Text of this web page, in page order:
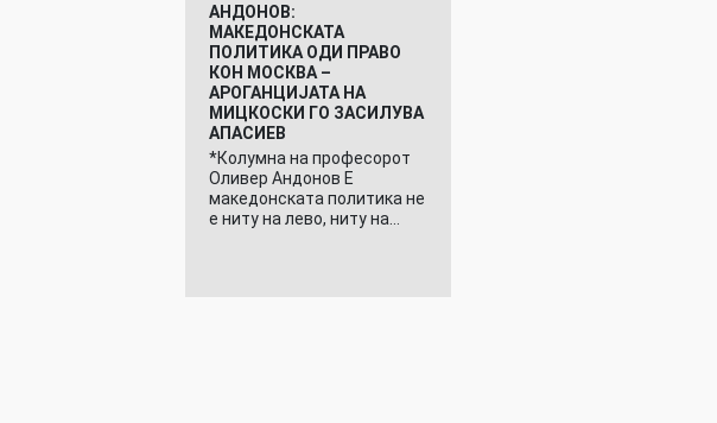
АНДОНОВ:
МАКЕДОНСКАТА
ПОЛИТИКА ОДИ ПРАВО
КОН МОСКВА –
АРОГАНЦИЈАТА НА
МИЦКОСКИ ГО ЗАСИЛУВА
АПАСИЕВ
*Колумна на професорот
Оливер Андонов Е
македонската политика не
е ниту на лево, ниту на…